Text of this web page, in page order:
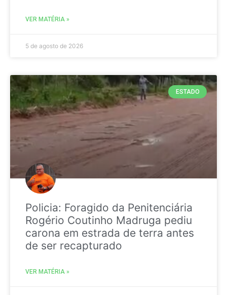
VER MATÉRIA »
5 de agosto de 2026
ESTADO
Policia: Foragido da Penitenciária
Rogério Coutinho Madruga pediu
carona em estrada de terra antes
de ser recapturado
VER MATÉRIA »